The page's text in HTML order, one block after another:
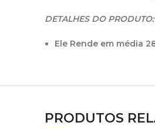
DETALHES DO PRODUTO:
Ele Rende em média
PRODUTOS